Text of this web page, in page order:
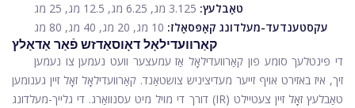
טאַבלעץ: 3.125 מג, 6.25 מג, 12.5 מג, 25 מג
עקסטענדעד-מעלדונג קאַפּסאַלז: 10 מג, 20 מג, 40 מג, 80 מג
קאַרוועדילאָל דאָוסאַדזש פֿאַר אַדאַלץ
די פּינטלעך סומע פון ​​קאַרוועדילאָל אַז עמעצער וועט נעמען צו נעמען
זיך, איז באזירט אויף זייער מעדיציניש צושטאַנד. קאַרוועדילאָל זאָל זיין גענומען
דורך די מויל מיט עסנוואַרג. די גלייך-מעלדונג (IR) טאַבלעץ זאָל זיין צעטיילט